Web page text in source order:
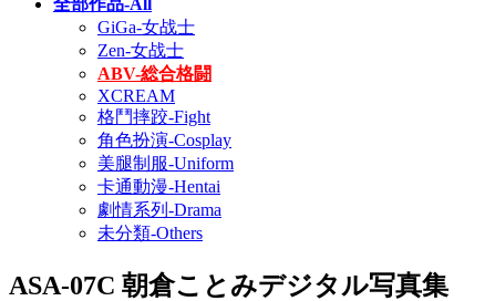
全部作品-All
GiGa-女战士
Zen-女战士
ABV-総合格闘
XCREAM
格鬥摔跤-Fight
角色扮演-Cosplay
美腿制服-Uniform
卡通動漫-Hentai
劇情系列-Drama
未分類-Others
ASA-07C 朝倉ことみデジタル写真集